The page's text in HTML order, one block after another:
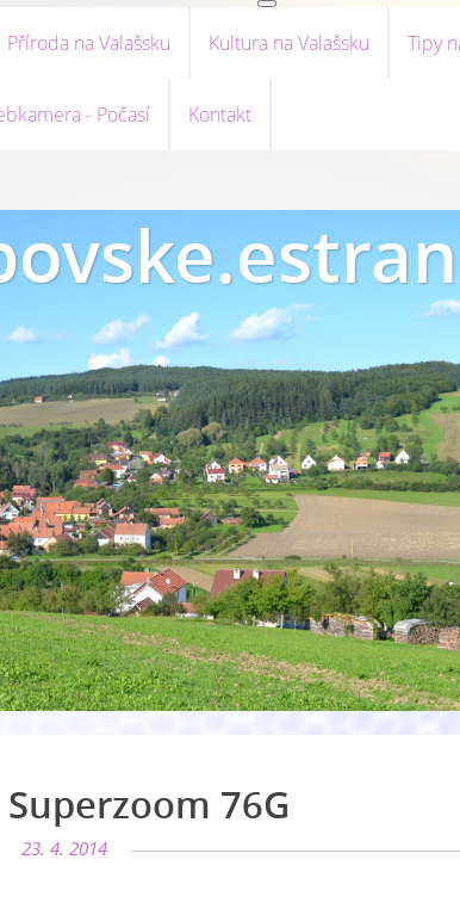
Příroda na Valašsku Kultura na Valašsku Tipy
- Počasí Kontakt
76G
23. 4. 2014